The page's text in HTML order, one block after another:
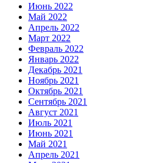
Июнь 2022
Май 2022
Апрель 2022
Март 2022
Февраль 2022
Январь 2022
Декабрь 2021
Ноябрь 2021
Октябрь 2021
Сентябрь 2021
Август 2021
Июль 2021
Июнь 2021
Май 2021
Апрель 2021